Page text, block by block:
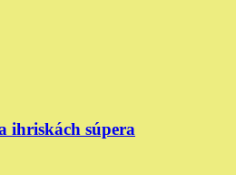
ihriskách súpera